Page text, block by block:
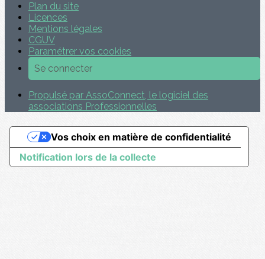
Plan du site
Licences
Mentions légales
CGUV
Paramétrer vos cookies
Se connecter
Propulsé par AssoConnect, le logiciel des
associations Professionnelles
Notification lors de la collecte
Vos choix en matière de confidentialité